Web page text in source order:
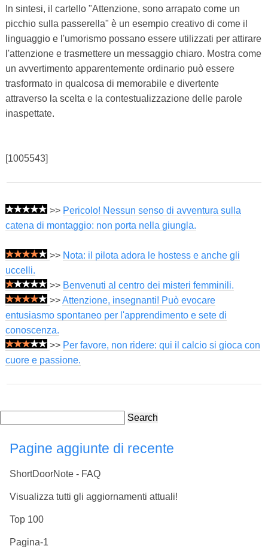
In sintesi, il cartello "Attenzione, sono arrapato come un
picchio sulla passerella" è un esempio creativo di come il
linguaggio e l'umorismo possano essere utilizzati per attirare
l'attenzione e trasmettere un messaggio chiaro. Mostra come
un avvertimento apparentemente ordinario può essere
trasformato in qualcosa di memorabile e divertente
attraverso la scelta e la contestualizzazione delle parole
inaspettate.
[1005543]
>> Pericolo! Nessun senso di avventura sulla
catena di montaggio: non porta nella giungla.
>> Nota: il pilota adora le hostess e anche gli
uccelli.
>> Benvenuti al centro dei misteri femminili.
>>Attenzione, insegnanti! Può evocare
entusiasmo spontaneo per l'apprendimento e sete di
conoscenza.
>> Per favore, non ridere: qui il calcio si gioca con
cuore e passione.
Search
Pagine aggiunte di recente
ShortDoorNote - FAQ
Visualizza tutti gli aggiornamenti attuali!
Top 100
Pagina-1